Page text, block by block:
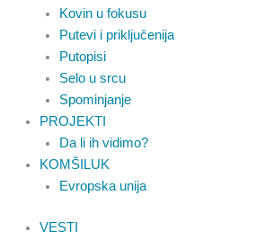
Kovin u fokusu
Putevi i priključenija
Putopisi
Selo u srcu
Spominjanje
PROJEKTI
Da li ih vidimo?
KOMŠILUK
Evropska unija
VESTI